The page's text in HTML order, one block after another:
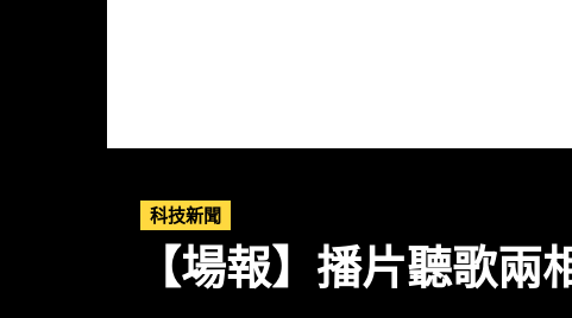
科技新聞
【場報】播片聽歌